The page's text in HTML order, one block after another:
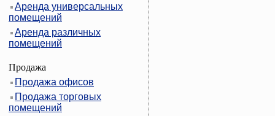
Аренда универсальных
помещений
Аренда различных
помещений
Продажа
Продажа офисов
Продажа торговых
помещений